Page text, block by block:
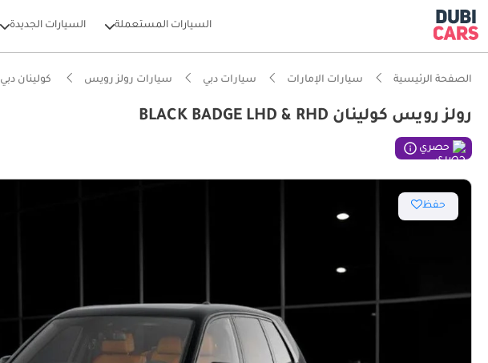
السيارات المستعملة السيارات الجديدة
الصفحة الرئيسية سيارات الإمارات سيارات دبي سيارات رولز رويس كولينان دبي
رولز رويس كولينان BLACK BADGE LHD & RHD
حصري
حفظ